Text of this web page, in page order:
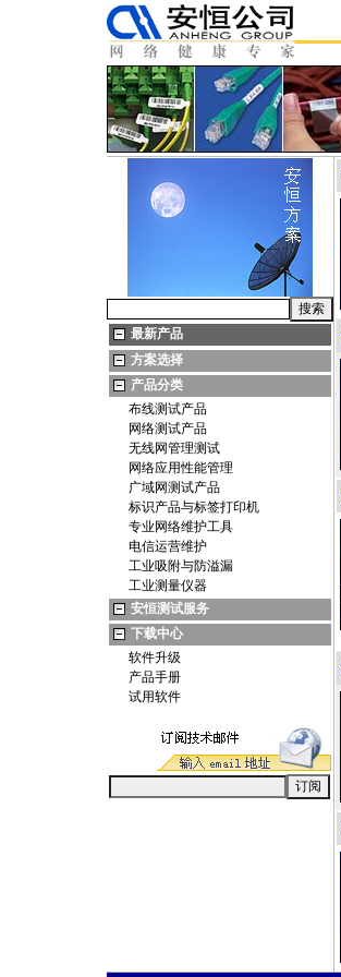
最新产品
方案选择
产品分类
布线测试产品
网络测试产品
无线网管理测试
网络应用性能管理
广域网测试产品
标识产品与标签打印机
专业网络维护工具
电信运营维护
工业吸附与防溢漏
工业测量仪器
安恒测试服务
下载中心
软件升级
产品手册
试用软件